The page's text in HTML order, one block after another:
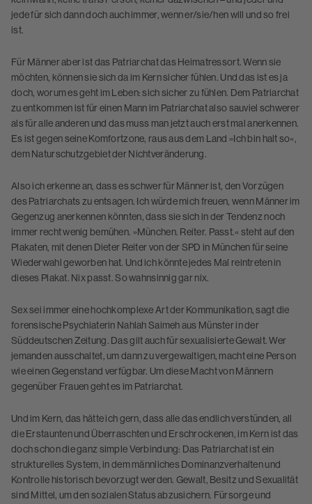
jede für sich dann doch auch immer, wenn er/sie/hen will und so frei
ist.
Für Männer aber ist das Patriarchat das Heimatressort. Wenn sie
möchten, können sie sich da im Kern sicher fühlen. Und das ist es ja
doch, worum es geht im Leben: sich sicher zu fühlen. Dem Patriarchat
zu entkommen ist für einen Mann im Patriarchat also sauviel schwerer
als für alle anderen und das muss man jetzt auch erst mal anerkennen.
Es ist gegen seine Komfortzone, raus aus dem Land »Ich bin halt so«,
dem Naturschutzgebiet der Nichtveränderung.
Also ich erkenne an, dass es schwer für Männer ist, den Vorzügen
des Patriarchats zu entsagen. Ich würde mich freuen, wenn Männer im
Gegenzug anerkennen könnten, dass sie sich in der Tendenz noch
immer recht wenig bemühen. »München. Reiter. Passt.« steht auf den
Plakaten, mit denen Dieter Reiter von der SPD in München für seine
Wiederwahl geworben hat. Und ich könnte jedes Mal reintreten in
dieses Plakat. Nix passt. So wahnsinnig gar nix.
Sex sei immer eine hochkomplexe Art der Kommunikation, sagt die
forensische Psychiaterin Nahlah Saimeh aus Münster in der
Süddeutschen Zeitung. Das gilt auch für sexualisierte Gewalt. Wer
jemanden ausschaltet, um dann zu vergewaltigen, macht eine Person
wie einen Gegenstand verfügbar. Um diese Macht von Männern
gegenüber Frauen geht es im Patriarchat.
Und im Kern, das hätte ich gern, dass alle das endlich verstünden, all
die Erstaunten und Überraschten und Erschrockenen, im Kern ist das
doch schon die ganz simple Verbindung: Das Patriarchat ist ein
strukturelles System, in dem männliches Dominanzverhalten und
Kontrolle historisch bevorzugt werden. Gewalt, Besitz und Sexualität
sind Mittel, um den sozialen Status abzusichern. Fürsorge und